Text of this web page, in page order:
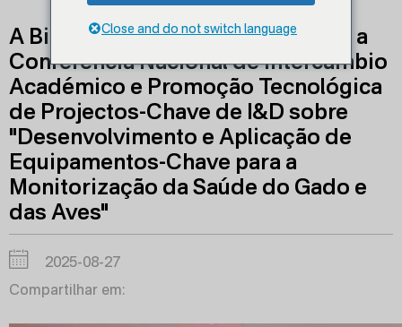
A Big Herdsman acolhe com êxito a
Conferência Nacional de Intercâmbio
Académico e Promoção Tecnológica
de Projectos-Chave de I&D sobre
"Desenvolvimento e Aplicação de
Equipamentos-Chave para a
Monitorização da Saúde do Gado e
das Aves"
2025-08-27
Compartilhar em:
Close and do not switch language